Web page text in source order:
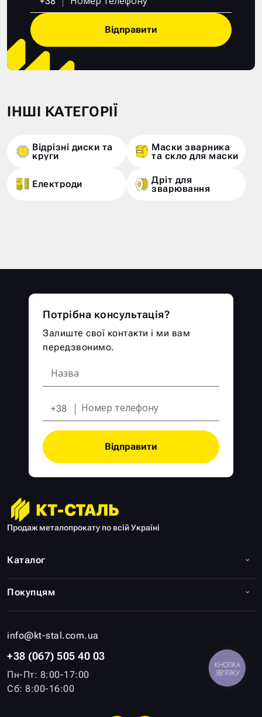
Відправити
ІНШІ КАТЕГОРІЇ
Відрізні диски та
круги
Маски зварника
та скло для маски
Електроди Дріт для
зварювання
Продаж металопрокату по всій Україні
info@kt-stal.com.ua
+38 (067) 505 40 03
Пн-Пт: 8:00-17:00
Сб: 8:00-16:00
Каталог
Покупцям
Потрібна консультація?
Залиште свої контакти і ми вам
передзвонимо.
+38
Відправити
КНОПКА
ЗВ'ЯЗКУ